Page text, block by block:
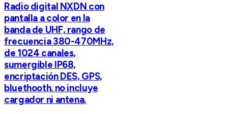
Radio digital NXDN con
pantalla a color en la
banda de UHF, rango de
frecuencia 380-470MHz,
de 1024 canales,
sumergible IP68,
encriptación DES, GPS,
bluethooth. no incluye
cargador ni antena.